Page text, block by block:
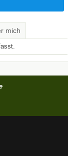
mich